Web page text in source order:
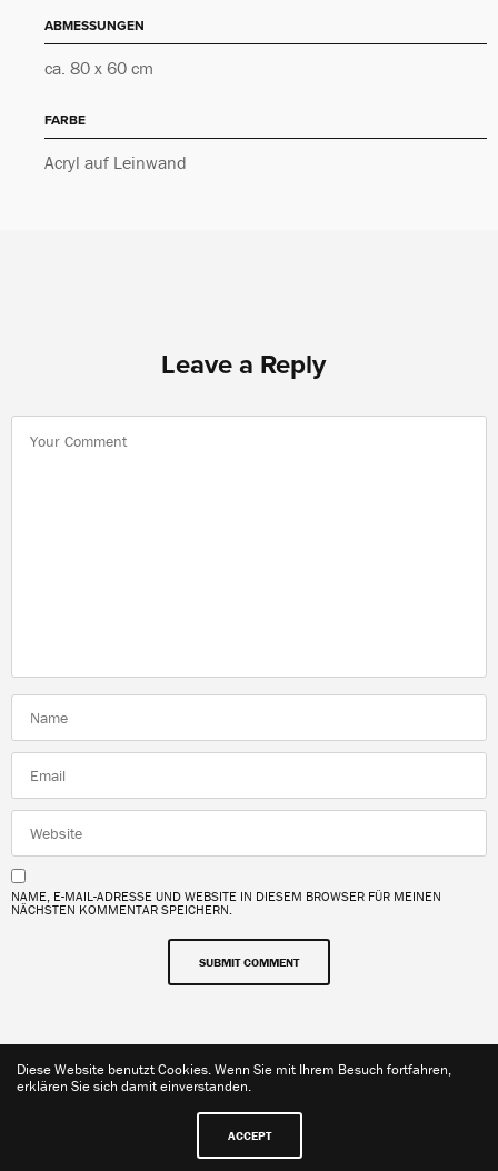
ABMESSUNGEN
ca. 80 x 60 cm
FARBE
Acryl auf Leinwand
Leave a Reply
NAME, E-MAIL-ADRESSE UND WEBSITE IN DIESEM BROWSER FÜR MEINEN
NÄCHSTEN KOMMENTAR SPEICHERN.
Share
Impressum Datenschutzerklärung
Diese Website benutzt Cookies. Wenn Sie mit Ihrem Besuch fortfahren,
erklären Sie sich damit einverstanden.
ACCEPT